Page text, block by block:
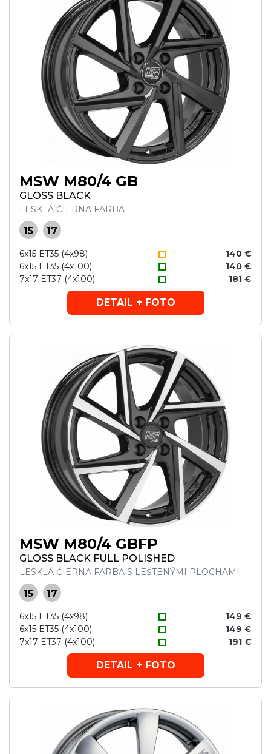
MSW M80/4 GB
GLOSS BLACK
LESKLÁ ČIERNA FARBA
15 17
6x15 ET35 (4x98)
140 €
6x15 ET35 (4x100)
140 €
7x17 ET37 (4x100)
181 €
DETAIL + FOTO
MSW M80/4 GBFP
GLOSS BLACK FULL POLISHED
LESKLÁ ČIERNA FARBA S LEŠTENÝMI PLOCHAMI
15 17
6x15 ET35 (4x98)
149 €
6x15 ET35 (4x100)
149 €
7x17 ET37 (4x100)
191 €
DETAIL + FOTO